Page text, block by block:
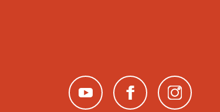
(neues Fenster)(neues Fenster)(neues Fenster)